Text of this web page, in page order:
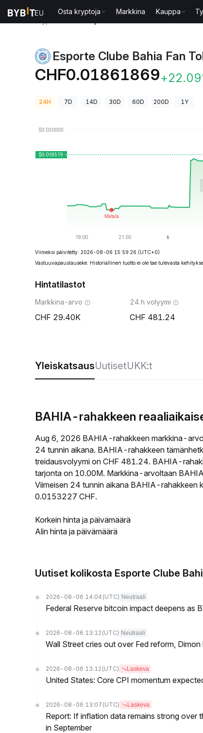
Osta kryptoja Markkina Kauppa
Esporte Clube Bahia Fan
CHF0.01861869
24H 7D 14D 30D 60D 200D 1Y
Viimeksi päivitetty: 2026-08-06 15:59:26 (UTC+0)
Vastuuvapauslauseke: Historiallinen tuotto ei ole tae tulevasta
Hintatilastot
Markkina-arvo
29.40K
24 h volyymi
481.24
YleiskatsausUutisetUKK:t
BAHIA-rahakkeen
Aug 6, 2026 BAHIA-rahakkeen markkina-
24 tunnin aikana. BAHIA-rahakkeen
treidausvolyymi on CHF 481.24. BAHIA-
tarjonta on 10.00M. Markkina-arvoltaan
Viimeisen 24 tunnin aikana BAHIA-rahakkeen
0.0153227 CHF.
Korkein hinta ja päivämäärä
Alin hinta ja päivämäärä
Uutiset kolikosta Esporte Clube
2026-08-06 14:04 (UTC) Neutraali
Federal Reserve bitcoin impact deepens as
2026-08-06 13:12 (UTC) Neutraali
Wall Street cries out over Fed reform,
2026-08-06 13:12 (UTC) Laskeva
United States: Core CPI momentum
2026-08-06 13:07 (UTC) Laskeva
Report: If inflation data remains strong over
in September